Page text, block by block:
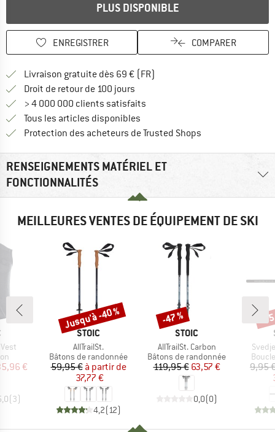
PLUS DISPONIBLE
ENREGISTRER COMPARER
Livraison gratuite dès 69 € (FR)
Droit de retour de 100 jours
> 4 000 000 clients satisfaits
Tous les articles disponibles
Protection des acheteurs de Trusted Shops
RENSEIGNEMENTS MATÉRIEL ET
FONCTIONNALITÉS
MEILLEURES VENTES DE ÉQUIPEMENT DE SKI
réduit
€
(3)
MARQUE
STOIC
Article
AllTrailSt.
Product group
Bâtons de randonnée
Prix
59,95 € Prix réduit
à partir de
37,77 €
4,2(12)
Remise
Jusqu'à -40 %
MARQUE
STOIC
Article
AllTrailSt. Carbon
Product group
Bâtons de randonnée
Prix
119,95 €Prix réduit
63,57 €
0,0(0)
Remise
-47 %
Article
9,95
-